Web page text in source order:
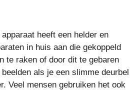
heeft een helder en
in huis aan die gekoppeld
te raken of door dit te gebaren
als je een slimme deurbel
Veel mensen gebruiken het ook